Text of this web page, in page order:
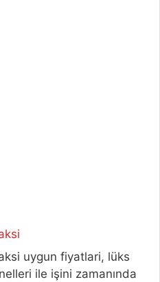
uygun fiyatlari, lüks
ile işini zamanında